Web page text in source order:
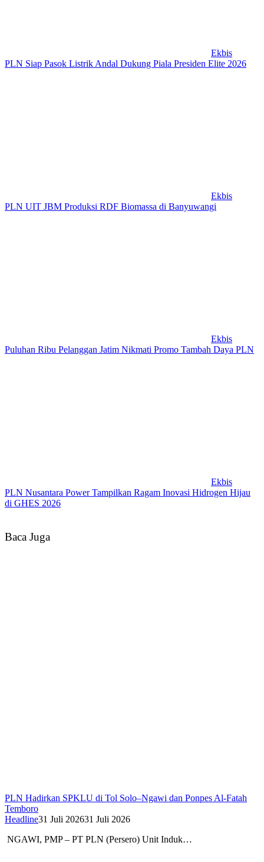
Ekbis
PLN Siap Pasok Listrik Andal Dukung Piala Presiden Elite 2026
Ekbis
PLN UIT JBM Produksi RDF Biomassa di Banyuwangi
Ekbis
Puluhan Ribu Pelanggan Jatim Nikmati Promo Tambah Daya PLN
Ekbis
PLN Nusantara Power Tampilkan Ragam Inovasi Hidrogen Hijau
di GHES 2026
Baca Juga
PLN Hadirkan SPKLU di Tol Solo–Ngawi dan Ponpes Al-Fatah
Temboro
Headline31 Juli 202631 Juli 2026
NGAWI, PMP – PT PLN (Persero) Unit Induk…